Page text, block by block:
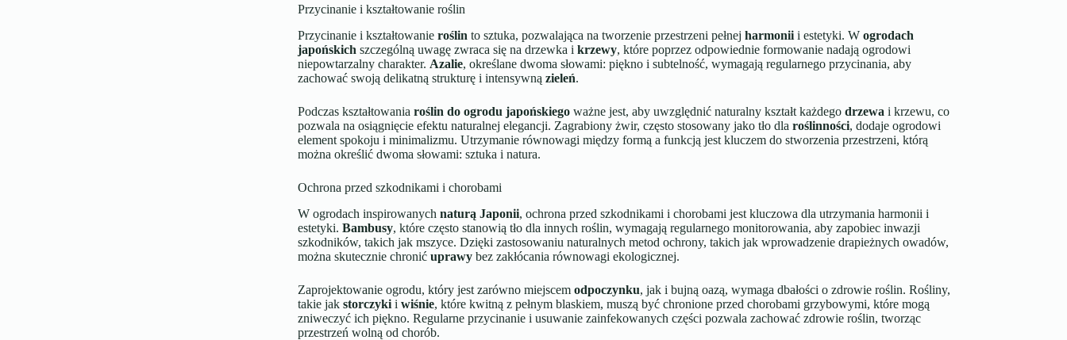
Przycinanie i kształtowanie roślin
Przycinanie i kształtowanie roślin to sztuka, pozwalająca na tworzenie przestrzeni pełnej harmoniii estetyki. W ogrodach
japońskich szczególną uwagę zwraca się na drzewka i krzewy, które poprzez odpowiednie formowanie nadają ogrodowi
niepowtarzalny charakter. Azalie, określane dwoma słowami: piękno i subtelność, wymagają regularnego przycinania, aby
zachować swoją delikatną strukturę i intensywną zieleń.
Podczas kształtowania roślin do ogrodu japońskiegoważne jest, aby uwzględnić naturalny kształt każdego drzewa i krzewu, co
pozwala na osiągnięcie efektu naturalnej elegancji. Zagrabiony żwir, często stosowany jako tło dla roślinności, dodaje ogrodowi
element spokoju i minimalizmu. Utrzymanie równowagi między formą a funkcją jest kluczem do stworzenia przestrzeni, którą
można określić dwoma słowami: sztuka i natura.
Ochrona przed szkodnikami i chorobami
W ogrodach inspirowanych naturą Japonii, ochrona przed szkodnikami i chorobami jest kluczowa dla utrzymania harmonii i
estetyki. Bambusy, które często stanowią tło dla innych roślin, wymagają regularnego monitorowania, aby zapobiec inwazji
szkodników, takich jak mszyce. Dzięki zastosowaniu naturalnych metod ochrony, takich jak wprowadzenie drapieżnych owadów,
można skutecznie chronić uprawybez zakłócania równowagi ekologicznej.
Zaprojektowanie ogrodu, który jest zarówno miejscem odpoczynku, jak i bujną oazą, wymaga dbałości o zdrowie roślin. Rośliny,
takie jak storczykii wiśnie, które kwitną z pełnym blaskiem, muszą być chronione przed chorobami grzybowymi, które mogą
zniweczyć ich piękno. Regularne przycinanie i usuwanie zainfekowanych części pozwala zachować zdrowie roślin, tworząc
przestrzeń wolną od chorób.